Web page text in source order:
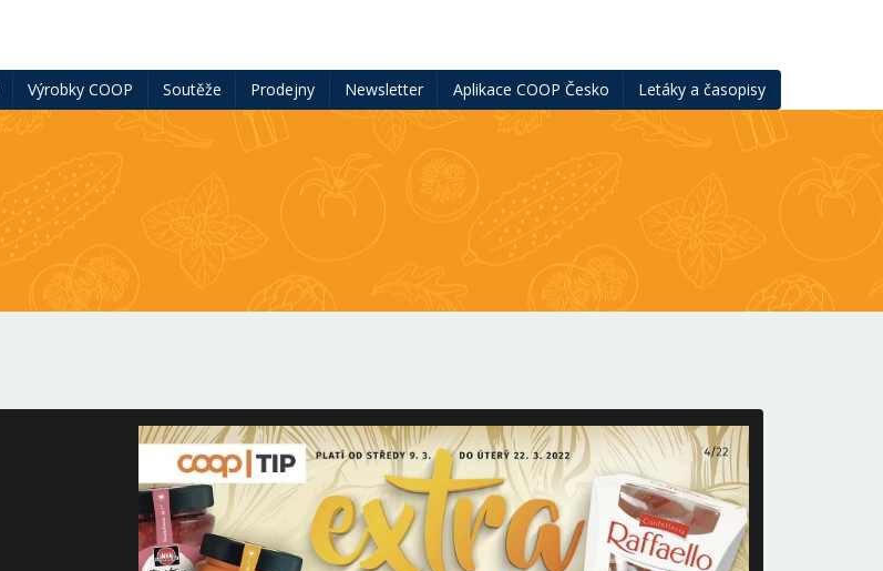
Výrobky COOP Soutěže Prodejny Newsletter Aplikace COOP Česko Letáky a časopisy